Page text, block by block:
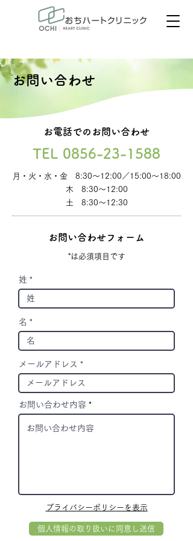
​お問い合わせ
お電話でのお問い合わせ
TEL 0856-23-1588
月・火・水・金 8:30～12:00／15:00～18:00
木 8:30～12:00
土 8:30～12:30
お問い合わせフォーム
*は必須項目です
姓
名
メールアドレス
お問い合わせ内容
プライバシーポリシーを表示
個人情報の取り扱いに同意し送信